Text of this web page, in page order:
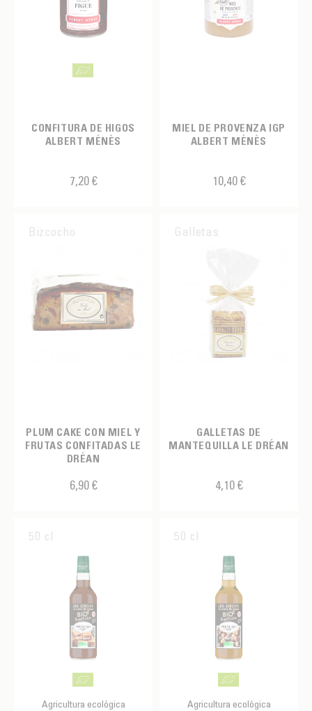
CONFITURA DE HIGOS
ALBERT MÉNÈS
7,20 €
MIEL DE PROVENZA IGP
ALBERT MÉNÈS
10,40 €
Bizcocho
PLUM CAKE CON MIEL Y
FRUTAS CONFITADAS LE
DRÉAN
6,90 €
Galletas
GALLETAS DE
MANTEQUILLA LE DRÉAN
4,10 €
50 cl
Agricultura ecológica
50 cl
Agricultura ecológica